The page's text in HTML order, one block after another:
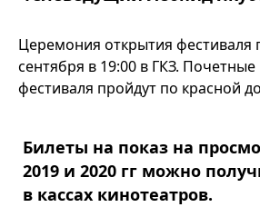
Церемония открытия фестиваля
сентября в 19:00 в ГКЗ. Почетные
фестиваля пройдут по красной
Билеты на показ на
2019 и 2020 гг можно
в кассах кинотеатров.